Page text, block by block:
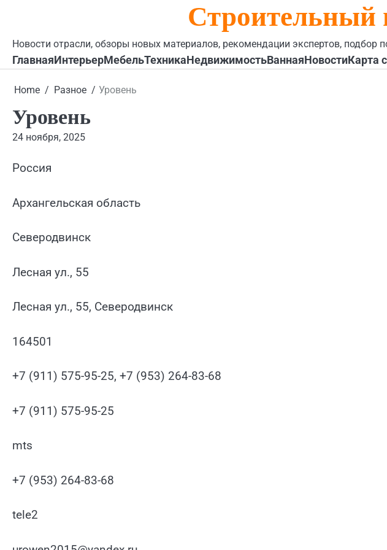
Строительный
Новости отрасли, обзоры новых материалов, рекомендации экспертов,
ГлавнаяИнтерьерМебельТехникаНедвижимостьВаннаяНовостиКарта
Home Разное Уровень
Уровень
24 ноября, 2025
Россия
Архангельская область
Северодвинск
Лесная ул., 55
Лесная ул., 55, Северодвинск
164501
+7 (911) 575-95-25, +7 (953) 264-83-68
+7 (911) 575-95-25
mts
+7 (953) 264-83-68
tele2